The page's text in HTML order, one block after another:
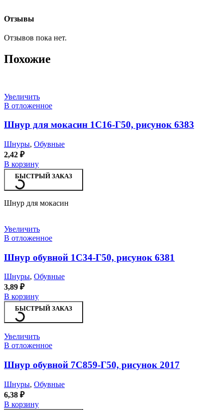
Отзывы
Отзывов пока нет.
Похожие
Увеличить
В отложенное
Шнур для мокасин 1С16-Г50, рисунок 6383
Шнуры, Обувные
2,42 ₽
В корзину
БЫСТРЫЙ ЗАКАЗ
Шнур для мокасин
Увеличить
В отложенное
Шнур обувной 1С34-Г50, рисунок 6381
Шнуры, Обувные
3,89 ₽
В корзину
БЫСТРЫЙ ЗАКАЗ
Увеличить
В отложенное
Шнур обувной 7С859-Г50, рисунок 2017
Шнуры, Обувные
6,38 ₽
В корзину